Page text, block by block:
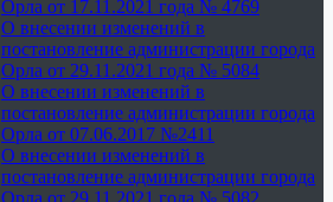
Орла от 17.11.2021 года № 4769
О внесении изменений в
постановление администрации города
Орла от 29.11.2021 года № 5084
О внесении изменений в
постановление администрации города
Орла от 07.06.2017 №2411
О внесении изменений в
постановление администрации города
Орла от 29.11.2021 года № 5082